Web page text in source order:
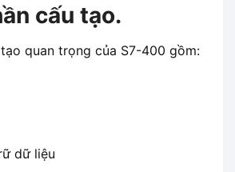
cấu tạo.
quan trọng của S7-400 gồm:
dữ liệu